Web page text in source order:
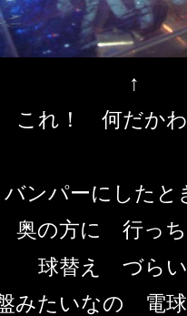
↑
これ！ 何だか
ンパーにした
奥の方に 行っ
球替え づら
みたいなの 電